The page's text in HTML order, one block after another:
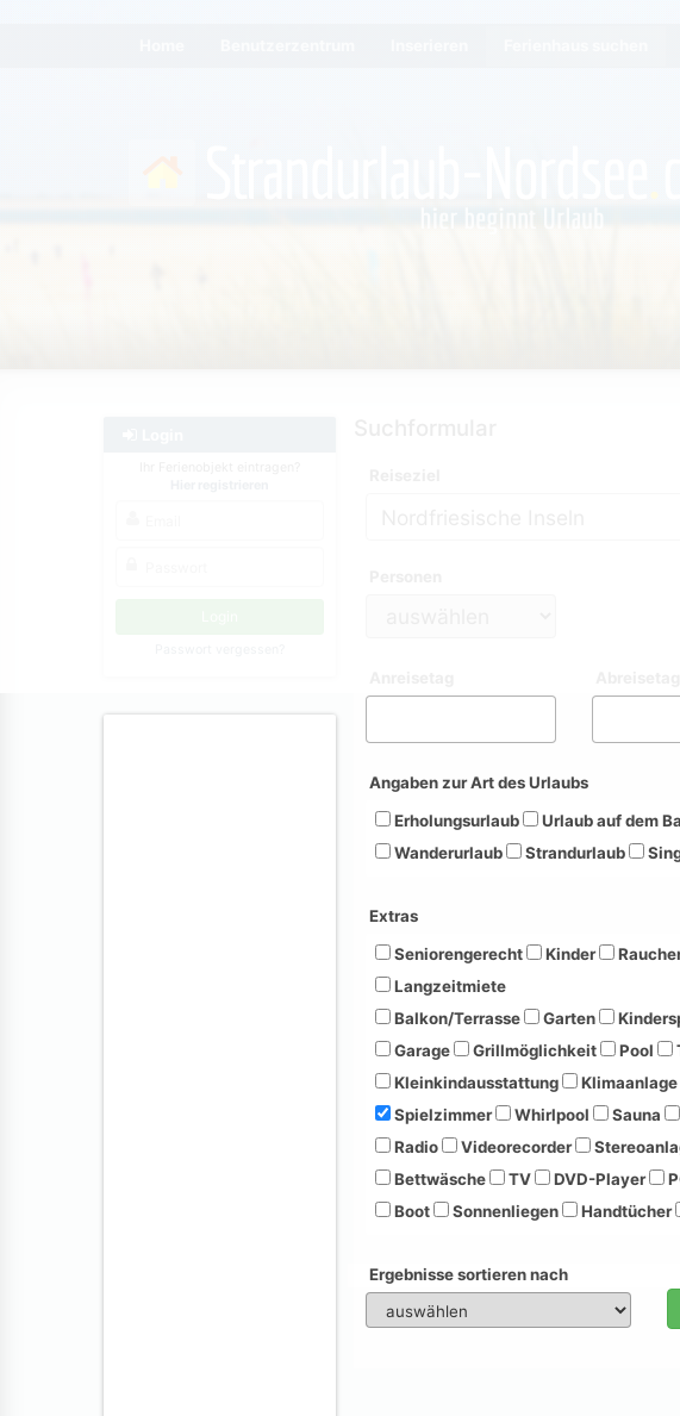
Angaben zur Art des Urlaubs
Erholungsurlaub
Urlaub auf dem
Wanderurlaub
Strandurlaub
Extras
Seniorengerecht
Kinder
Langzeitmiete
Balkon/Terrasse
Garten
Garage
Grillmöglichkeit Pool
Kleinkindausstattung
Klimaanlage
Spielzimmer
Whirlpool Sauna
Radio
Videorecorder
Bettwäsche
TV DVD-Player
Boot
Sonnenliegen Handtücher
Ergebnisse sortieren nach